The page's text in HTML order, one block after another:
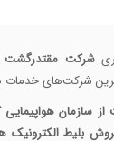
3
شرکت مقتدرگشت
شرکت‌های خدمات
از سازمان
بلیط الکترونیک